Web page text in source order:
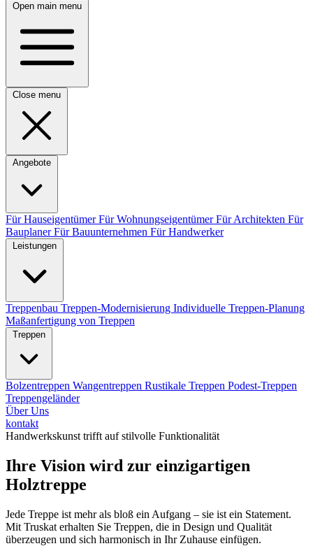
Open main menu
Close menu
Angebote
Für HauseigentümerFür WohnungseigentümerFür Architekten Für
BauplanerFür Bauunternehmen Für Handwerker
Leistungen
Treppenbau Treppen-Modernisierung Individuelle Treppen-Planung
Maßanfertigung von Treppen
Treppen
Bolzentreppen Wangentreppen Rustikale Treppen Podest-Treppen
Treppengeländer
Über Uns
kontakt
Handwerkskunst trifft auf stilvolle Funktionalität
Ihre Vision wird zur einzigartigen
Holztreppe
Jede Treppe ist mehr als bloß ein Aufgang – sie ist ein Statement.
Mit Truskat erhalten Sie Treppen, die in Design und Qualität
überzeugen und sich harmonisch in Ihr Zuhause einfügen.